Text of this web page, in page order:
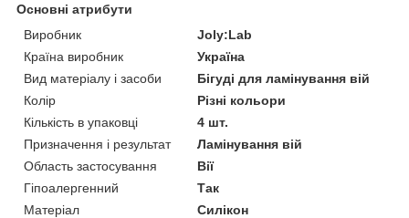
Основні атрибути
Виробник
Joly:Lab
Країна виробник
Україна
Вид матеріалу і засоби
Бігуді для ламінування вій
Колір
Різні кольори
Кількість в упаковці
4 шт.
Призначення і результат
Ламінування вій
Область застосування
Вії
Гіпоалергенний
Так
Матеріал
Силікон